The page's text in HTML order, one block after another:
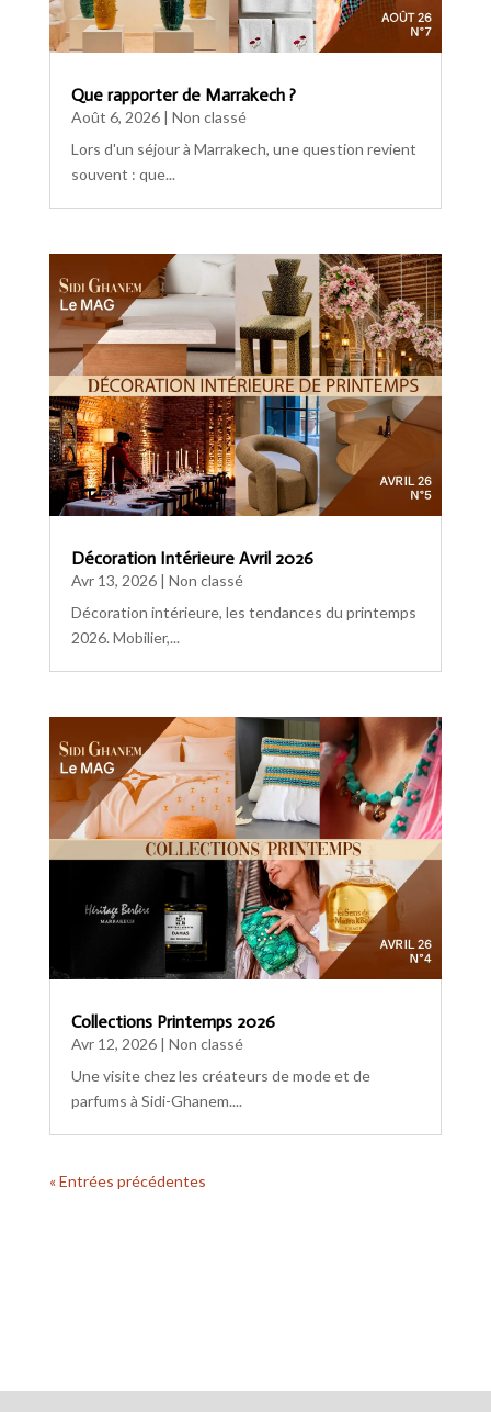
Que rapporter de Marrakech ?
Août 6, 2026| Non classé
Lors d'un séjour à Marrakech, une question revient
souvent : que...
Décoration Intérieure Avril 2026
Avr 13, 2026| Non classé
Décoration intérieure, les tendances du printemps
2026. Mobilier,...
Collections Printemps 2026
Avr 12, 2026| Non classé
Une visite chez les créateurs de mode et de
parfums à Sidi-Ghanem....
« Entrées précédentes